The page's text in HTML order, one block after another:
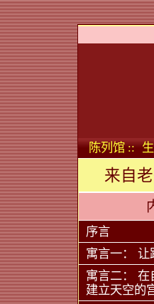
陈列馆 ::
来自
序言
寓言一： 让
寓言二： 在
建立天空的